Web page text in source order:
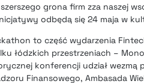
grona firm zza naszej
odbędą się 24 maja w
to część wydarzenia
łódzkich przestrzeniach –
konferencji udział
Finansowego, Ambasada